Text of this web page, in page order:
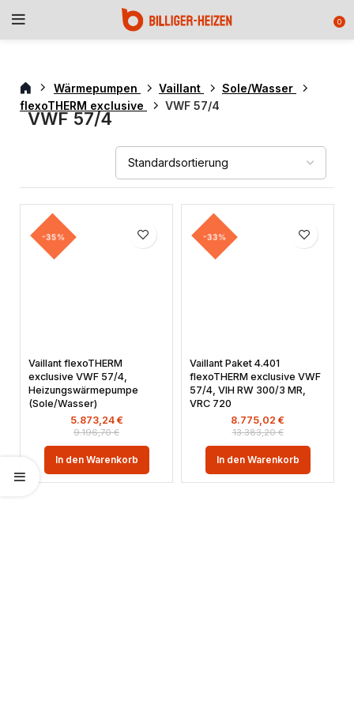
0
Wärmepumpen Vaillant
Sole/Wasser
flexoTHERM exclusive
VWF 57/4
VWF 57/4
-35%
Vaillant flexoTHERM
exclusive VWF 57/4,
Heizungswärmepumpe
(Sole/Wasser)
9.196,70€
5.873,24 €
In den Warenkorb
-33%
Vaillant Paket 4.401
flexoTHERM exclusive VWF
57/4, VIH RW 300/3 MR,
VRC 720
13.383,20€
8.775,02 €
In den Warenkorb